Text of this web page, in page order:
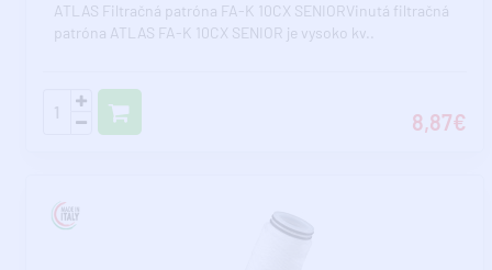
ATLAS Filtračná patróna FA-K 10CX SENIORVinutá filtračná
patróna ATLAS FA-K 10CX SENIOR je vysoko kv..
8,87€